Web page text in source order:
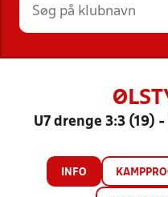
U7 drenge 3:3 (19)
INFO